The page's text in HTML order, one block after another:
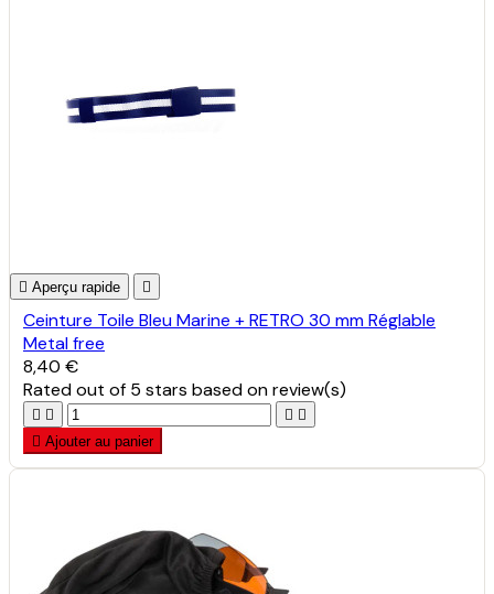
 Aperçu rapide 
Ceinture Toile Bleu Marine + RETRO 30 mm Réglable
Metal free
8,40 €
Ratedout of 5 stars based onreview(s)
   
 Ajouter au panier